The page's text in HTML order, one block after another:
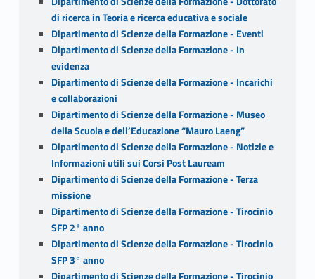
di ricerca in Teoria e ricerca educativa e sociale
Dipartimento di Scienze della Formazione - Eventi
Dipartimento di Scienze della Formazione - In
evidenza
Dipartimento di Scienze della Formazione - Incarichi
e collaborazioni
Dipartimento di Scienze della Formazione - Museo
della Scuola e dell’Educazione “Mauro Laeng”
Dipartimento di Scienze della Formazione - Notizie e
Informazioni utili sui Corsi Post Lauream
Dipartimento di Scienze della Formazione - Terza
missione
Dipartimento di Scienze della Formazione - Tirocinio
SFP 2° anno
Dipartimento di Scienze della Formazione - Tirocinio
SFP 3° anno